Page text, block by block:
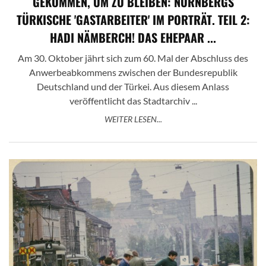
TÜRKISCHE 'GASTARBEITER' IM PORTRÄT. TEIL 2:
HADI NÄMBERCH! DAS EHEPAAR ...
Am 30. Oktober jährt sich zum 60. Mal der Abschluss des
Anwerbeabkommens zwischen der Bundesrepublik
Deutschland und der Türkei. Aus diesem Anlass
veröffentlicht das Stadtarchiv ...
WEITER LESEN...